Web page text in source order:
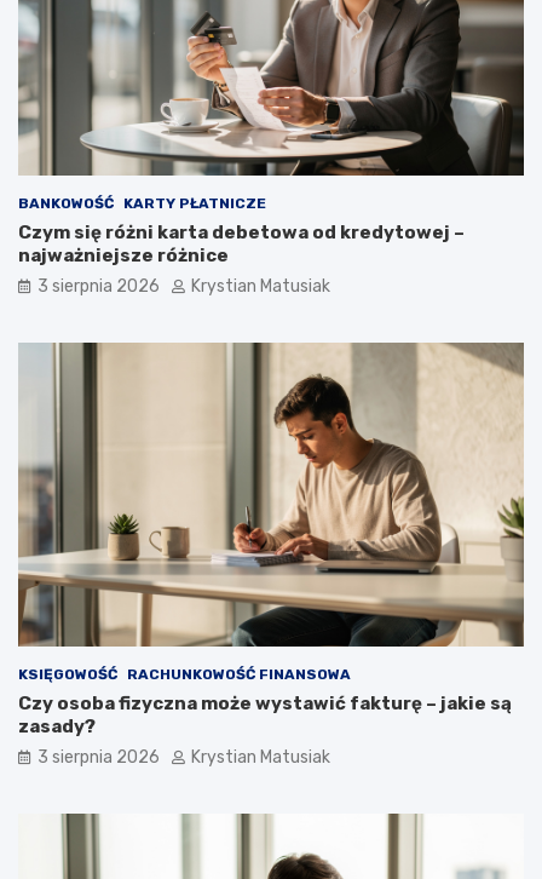
BANKOWOŚĆ KARTY PŁATNICZE
Czym się różni karta debetowa od kredytowej –
najważniejsze różnice
3 sierpnia 2026 Krystian Matusiak
KSIĘGOWOŚĆ RACHUNKOWOŚĆ FINANSOWA
Czy osoba fizyczna może wystawić fakturę – jakie są
zasady?
3 sierpnia 2026 Krystian Matusiak